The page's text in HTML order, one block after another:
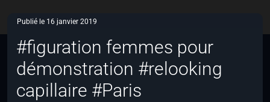
Publié le 16 janvier 2019
#figuration femmes pour
démonstration #relooking
capillaire #Paris